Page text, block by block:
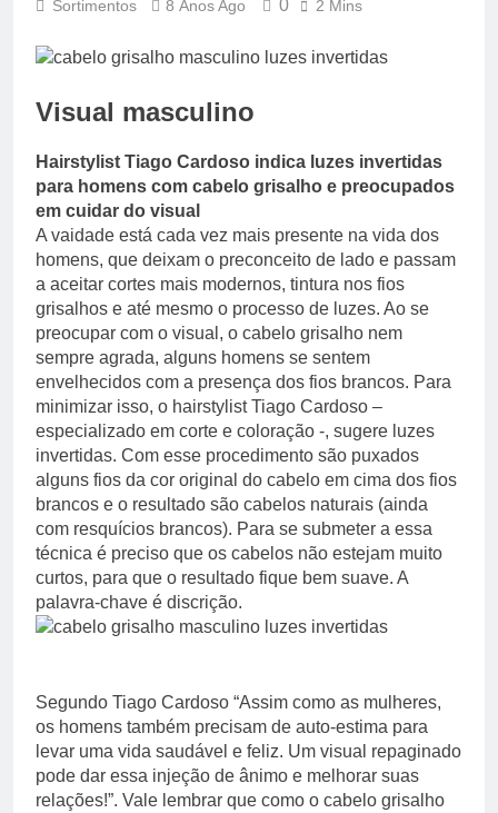
Sortimentos 8 Anos Ago 0 2 Mins
Visual masculino
Hairstylist Tiago Cardoso indica luzes invertidas
para homens com cabelo grisalho e preocupados
em cuidar do visual
A vaidade está cada vez mais presente na vida dos
homens, que deixam o preconceito de lado e passam
a aceitar cortes mais modernos, tintura nos fios
grisalhos e até mesmo o processo de luzes. Ao se
preocupar com o visual, o cabelo grisalho nem
sempre agrada, alguns homens se sentem
envelhecidos com a presença dos fios brancos. Para
minimizar isso, o hairstylist Tiago Cardoso –
especializado em corte e coloração -, sugere luzes
invertidas. Com esse procedimento são puxados
alguns fios da cor original do cabelo em cima dos fios
brancos e o resultado são cabelos naturais (ainda
com resquícios brancos). Para se submeter a essa
técnica é preciso que os cabelos não estejam muito
curtos, para que o resultado fique bem suave. A
palavra-chave é discrição.
Segundo Tiago Cardoso “Assim como as mulheres,
os homens também precisam de auto-estima para
levar uma vida saudável e feliz. Um visual repaginado
pode dar essa injeção de ânimo e melhorar suas
relações!”. Vale lembrar que como o cabelo grisalho